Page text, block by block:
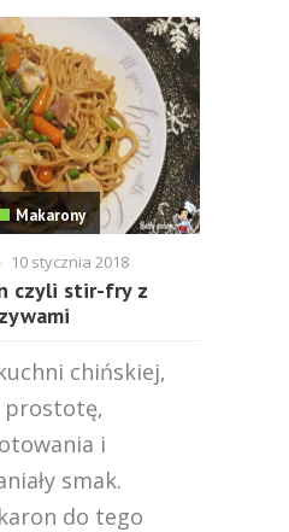
Makarony
10 stycznia 2018
czyli stir-fry z
chińskiej,
prostotę,
i
smak.
do tego